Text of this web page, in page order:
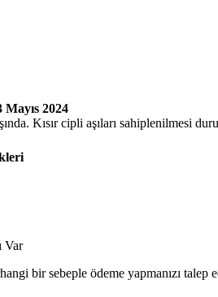
2024
Kısır cipli aşıları sahiplenilmesi
Var
bir sebeple ödeme yapmanızı